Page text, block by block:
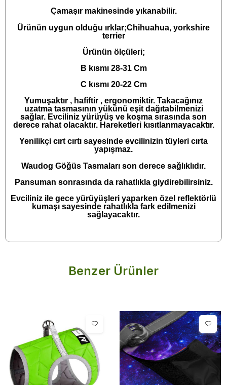
Çamaşır makinesinde yıkanabilir.
Ürünün uygun olduğu ırklar;Chihuahua, yorkshire
terrier
Ürünün ölçüleri;
B kısmı 28-31 Cm
C kısmı 20-22 Cm
Yumuşaktır , hafiftir , ergonomiktir. Takacağınız
uzatma tasmasının yükünü eşit dağıtabilmenizi
sağlar. Evciliniz yürüyüş ve koşma sırasında son
derece rahat olacaktır. Hareketleri kısıtlanmayacaktır.
Yenilikçi cırt cırtı sayesinde evcilinizin tüyleri cırta
yapışmaz.
Waudog Göğüs Tasmaları son derece sağlıklıdır.
Pansuman sonrasında da rahatlıkla giydirebilirsiniz.
Evciliniz ile gece yürüyüşleri yaparken özel reflektörlü
kumaşı sayesinde rahatlıkla fark edilmenizi
sağlayacaktır.
Benzer Ürünler